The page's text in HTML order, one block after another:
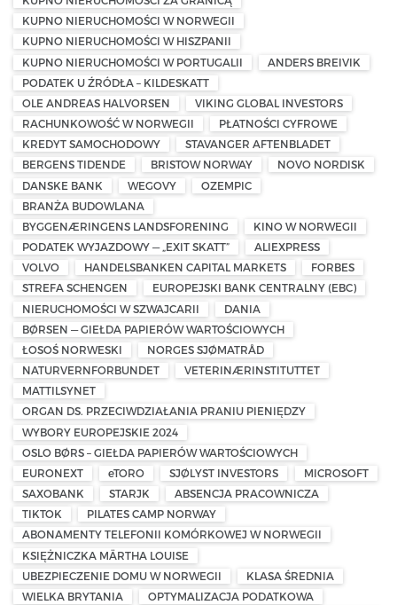
KUPNO NIERUCHOMOŚCI W NORWEGII
KUPNO NIERUCHOMOŚCI W HISZPANII
KUPNO NIERUCHOMOŚCI W PORTUGALII
ANDERS BREIVIK
PODATEK U ŹRÓDŁA – KILDESKATT
OLE ANDREAS HALVORSEN
VIKING GLOBAL INVESTORS
RACHUNKOWOŚĆ W NORWEGII
PŁATNOŚCI CYFROWE
KREDYT SAMOCHODOWY
STAVANGER AFTENBLADET
BERGENS TIDENDE
BRISTOW NORWAY
NOVO NORDISK
DANSKE BANK
WEGOVY
OZEMPIC
BRANŻA BUDOWLANA
BYGGENÆRINGENS LANDSFORENING
KINO W NORWEGII
PODATEK WYJAZDOWY — „EXIT SKATT”
ALIEXPRESS
VOLVO
HANDELSBANKEN CAPITAL MARKETS
FORBES
STREFA SCHENGEN
EUROPEJSKI BANK CENTRALNY (EBC)
NIERUCHOMOŚCI W SZWAJCARII
DANIA
BØRSEN — GIEŁDA PAPIERÓW WARTOŚCIOWYCH
ŁOSOŚ NORWESKI
NORGES SJØMATRÅD
NATURVERNFORBUNDET
VETERINÆRINSTITUTTET
MATTILSYNET
ORGAN DS. PRZECIWDZIAŁANIA PRANIU PIENIĘDZY
WYBORY EUROPEJSKIE 2024
OSLO BØRS – GIEŁDA PAPIERÓW WARTOŚCIOWYCH
EURONEXT
eTORO SJØLYST INVESTORS
MICROSOFT
SAXOBANK
STARJK
ABSENCJA PRACOWNICZA
TIKTOK
PILATES CAMP NORWAY
ABONAMENTY TELEFONII KOMÓRKOWEJ W NORWEGII
KSIĘŻNICZKA MÄRTHA LOUISE
UBEZPIECZENIE DOMU W NORWEGII
KLASA ŚREDNIA
WIELKA BRYTANIA
OPTYMALIZACJA PODATKOWA